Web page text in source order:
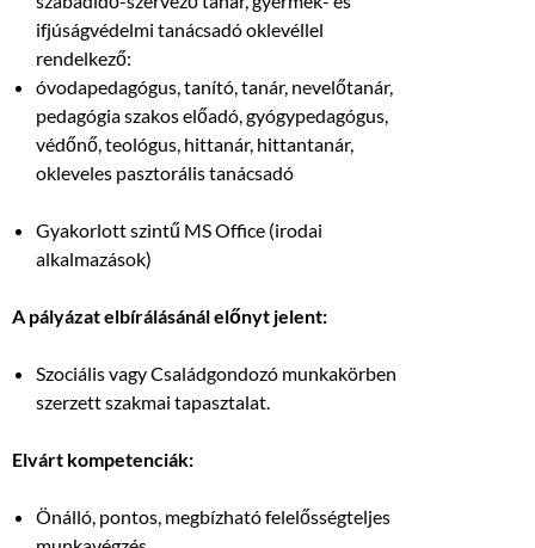
ifjúságvédelmi tanácsadó oklevéllel
rendelkező:
óvodapedagógus, tanító, tanár, nevelőtanár,
pedagógia szakos előadó, gyógypedagógus,
védőnő, teológus, hittanár, hittantanár,
okleveles pasztorális tanácsadó
Gyakorlott szintű MS Office (irodai
alkalmazások)
A pályázat elbírálásánál előnyt jelent:
Szociális vagy Családgondozó munkakörben
szerzett szakmai tapasztalat.
Elvárt kompetenciák:
Önálló, pontos, megbízható felelősségteljes